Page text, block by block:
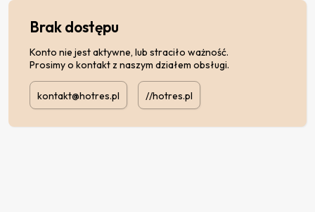
Brak dostępu
Konto nie jest aktywne, lub straciło ważność.
Prosimy o kontakt z naszym działem obsługi.
kontakt@hotres.pl //hotres.pl